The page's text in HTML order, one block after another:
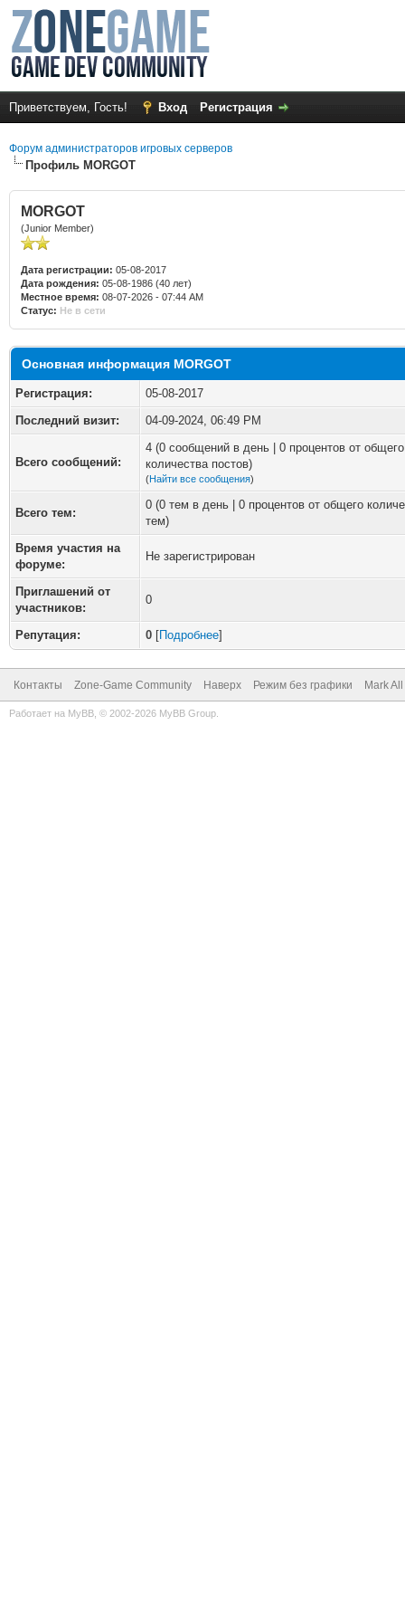
Приветствуем, Гость! Вход Регистрация
Форум администраторов игровых серверов
Профиль MORGOT
MORGOT
(Junior Member)
Дата регистрации: 05-08-2017
Дата рождения: 05-08-1986 (40 лет)
Местное время: 08-07-2026 - 07:44 AM
Статус: Не в сети
Основная информация MORGOT
Регистрация:
05-08-2017
Последний визит:
04-09-2024, 06:49 PM
Всего сообщений:
4 (0 сообщений в день | 0 процентов от общего
количества постов)
(Найти все сообщения)
Всего тем:
0 (0 тем в день | 0 процентов от общего
тем)
Время участия на
форуме:
Не зарегистрирован
Приглашений от
участников:
0
Репутация: 0 [Подробнее]
Контакты Zone-Game Community Наверх Режим без графики Mark
Работает на MyBB , © 2002-2026 MyBB Group